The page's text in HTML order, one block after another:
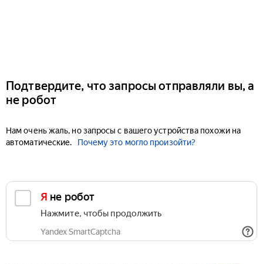
Подтвердите, что запросы отправляли вы, а
не робот
Нам очень жаль, но запросы с вашего устройства похожи на
автоматические.
Почему это могло произойти?
Я не робот
Нажмите, чтобы продолжить
Yandex SmartCaptcha